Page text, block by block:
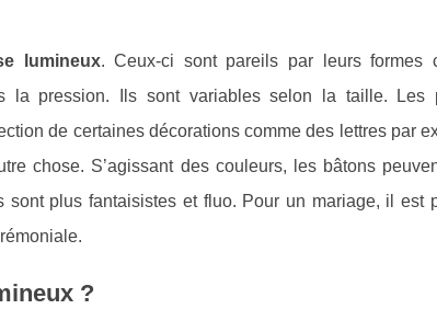
lumineux. Ceux-ci sont pareils par leurs formes
la pression. Ils sont variables selon la taille. Les
de certaines décorations comme des lettres par
chose. S’agissant des couleurs, les bâtons
sont plus fantaisistes et fluo. Pour un mariage, il est
?